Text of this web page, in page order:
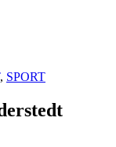
, SPORT